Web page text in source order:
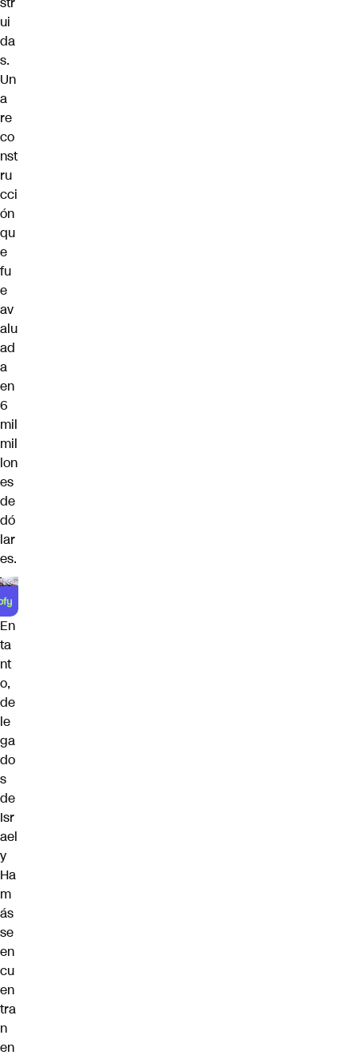
ui
da
s.
Un
a
re
co
nst
ru
cci
ón
qu
e
fu
e
av
alu
ad
a
en
6
mil
mil
lon
es
de
dó
lar
es.
En
ta
nt
o,
de
le
ga
do
s
de
Isr
ael
y
Ha
m
ás
se
en
cu
en
tra
n
en